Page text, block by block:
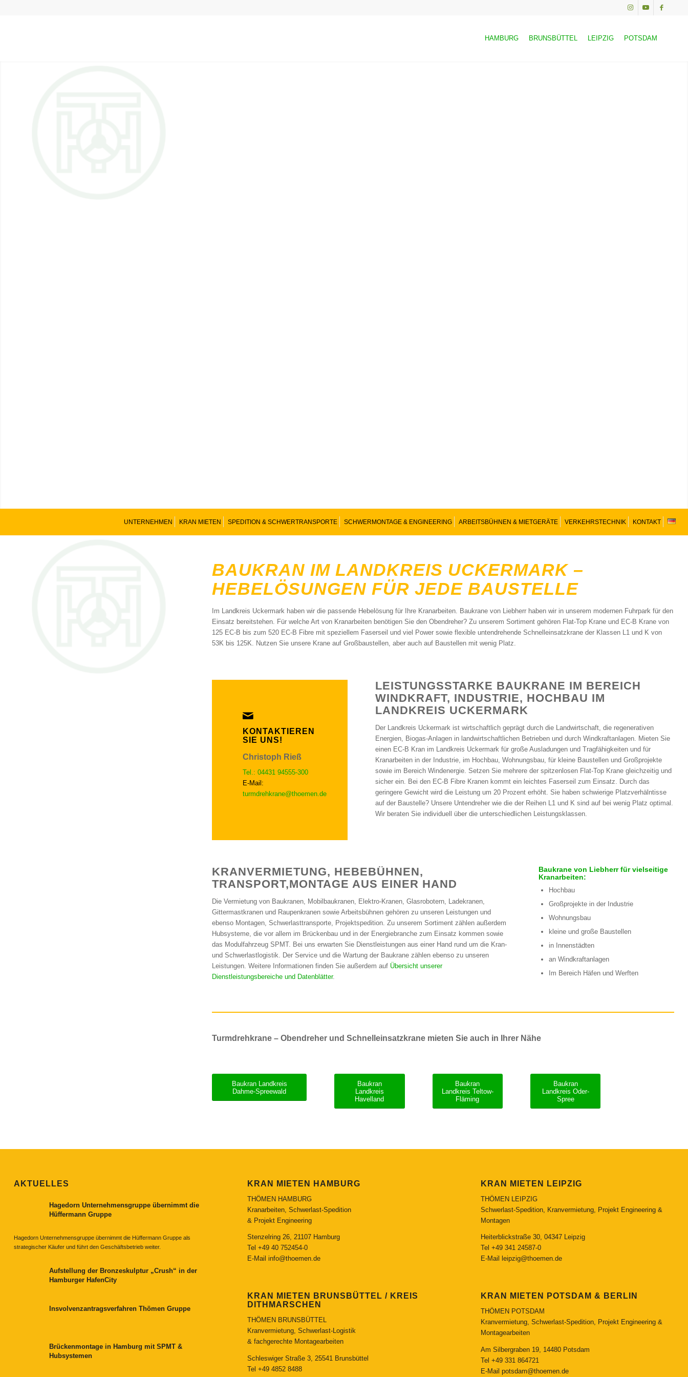
HAMBURG BRUNSBÜTTEL LEIPZIG POTSDAM
UNTERNEHMEN KRAN MIETEN SPEDITION & SCHWERTRANSPORTE SCHWERMONTAGE & ENGINEERING ARBEITSBÜHNEN & MIETGERÄTE VERKEHRSTECHNIK KONTAKT
BAUKRAN IM LANDKREIS UCKERMARK –
HEBELÖSUNGEN FÜR JEDE BAUSTELLE
Im Landkreis Uckermark haben wir die passende Hebelösung für Ihre Kranarbeiten. Baukrane von Liebherr haben wir in unserem modernen Fuhrpark für den
Einsatz bereitstehen. Für welche Art von Kranarbeiten benötigen Sie den Obendreher? Zu unserem Sortiment gehören Flat-Top Krane und EC-B Krane von
125 EC-B bis zum 520 EC-B Fibre mit speziellem Faserseil und viel Power sowie flexible untendrehende Schnelleinsatzkrane der Klassen L1 und K von
53K bis 125K. Nutzen Sie unsere Krane auf Großbaustellen, aber auch auf Baustellen mit wenig Platz.
KONTAKTIEREN
SIE UNS!
Christoph Rieß
Tel.: 04431 94555-300
E-Mail:
turmdrehkrane@thoemen.de
LEISTUNGSSTARKE BAUKRANE IM BEREICH
WINDKRAFT, INDUSTRIE, HOCHBAU IM
LANDKREIS UCKERMARK
Der Landkreis Uckermark ist wirtschaftlich geprägt durch die Landwirtschaft, die regenerativen
Energien, Biogas-Anlagen in landwirtschaftlichen Betrieben und durch Windkraftanlagen. Mieten Sie
einen EC-B Kran im Landkreis Uckermark für große Ausladungen und Tragfähigkeiten und für
Kranarbeiten in der Industrie, im Hochbau, Wohnungsbau, für kleine Baustellen und Großprojekte
sowie im Bereich Windenergie. Setzen Sie mehrere der spitzenlosen Flat-Top Krane gleichzeitig und
sicher ein. Bei den EC-B Fibre Kranen kommt ein leichtes Faserseil zum Einsatz. Durch das
geringere Gewicht wird die Leistung um 20 Prozent erhöht. Sie haben schwierige Platzverhälntisse
auf der Baustelle? Unsere Untendreher wie die der Reihen L1 und K sind auf bei wenig Platz optimal.
Wir beraten Sie individuell über die unterschiedlichen Leistungsklassen.
KRANVERMIETUNG, HEBEBÜHNEN,
TRANSPORT,MONTAGE AUS EINER HAND
Die Vermietung von Baukranen, Mobilbaukranen, Elektro-Kranen, Glasrobotern, Ladekranen,
Gittermastkranen und Raupenkranen sowie Arbeitsbühnen gehören zu unseren Leistungen und
ebenso Montagen, Schwerlasttransporte, Projektspedition. Zu unserem Sortiment zählen außerdem
Hubsysteme, die vor allem im Brückenbau und in der Energiebranche zum Einsatz kommen sowie
das Modulfahrzeug SPMT. Bei uns erwarten Sie Dienstleistungen aus einer Hand rund um die Kran-
und Schwerlastlogistik. Der Service und die Wartung der Baukrane zählen ebenso zu unseren
Leistungen. Weitere Informationen finden Sie außerdem auf Übersicht unserer
Dienstleistungsbereiche und Datenblätter.
Baukrane von Liebherr für vielseitige
Kranarbeiten:
Hochbau
Großprojekte in der Industrie
Wohnungsbau
kleine und große Baustellen
in Innenstädten
an Windkraftanlagen
Im Bereich Häfen und Werften
Turmdrehkrane – Obendreher und Schnelleinsatzkrane mieten Sie auch in Ihrer Nähe
Baukran Landkreis
Dahme-Spreewald
Baukran
Landkreis
Havelland
Baukran
Landkreis Teltow-
Fläming
Baukran
Landkreis Oder-
Spree
AKTUELLES
Hagedorn Unternehmensgruppe übernimmt die
Hüffermann Gruppe
Hagedorn Unternehmensgruppe übernimmt die Hüffermann Gruppe als
strategischer Käufer und führt den Geschäftsbetrieb weiter.
Aufstellung der Bronzeskulptur „Crush“ in der
Hamburger HafenCity
Insvolvenzantragsverfahren Thömen Gruppe
Brückenmontage in Hamburg mit SPMT &
Hubsystemen
KRAN MIETEN HAMBURG
THÖMEN HAMBURG
Kranarbeiten, Schwerlast-Spedition
& Projekt Engineering
Stenzelring 26, 21107 Hamburg
Tel +49 40 752454-0
E-Mail info@thoemen.de
KRAN MIETEN BRUNSBÜTTEL / KREIS
DITHMARSCHEN
THÖMEN BRUNSBÜTTEL
Kranvermietung, Schwerlast-Logistik
& fachgerechte Montagearbeiten
Schleswiger Straße 3, 25541 Brunsbüttel
Tel +49 4852 8488
KRAN MIETEN LEIPZIG
THÖMEN LEIPZIG
Schwerlast-Spedition, Kranvermietung, Projekt Engineering &
Montagen
Heiterblickstraße 30, 04347 Leipzig
Tel +49 341 24587-0
E-Mail
leipzig@thoemen.de
KRAN MIETEN POTSDAM & BERLIN
THÖMEN POTSDAM
Kranvermietung, Schwerlast-Spedition, Projekt Engineering &
Montagearbeiten
Am Silbergraben 19, 14480 Potsdam
Tel +49 331 864721
E-Mail potsdam@thoemen.de